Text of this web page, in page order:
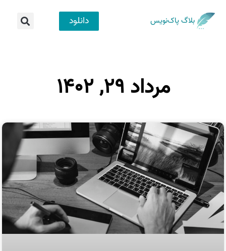
بلاگ پاک‌نویس دانلود
مرداد ۲۹, ۱۴۰۲